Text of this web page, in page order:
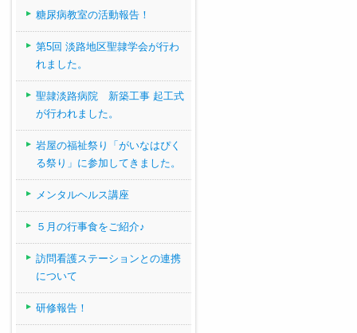
糖尿病教室の活動報告！
第5回 淡路地区聖隷学会が行わ
れました。
聖隷淡路病院 新築工事 起工式
が行われました。
岩屋の福祉祭り「がいなはぴく
る祭り」に参加してきました。
メンタルヘルス講座
５月の行事食をご紹介♪
訪問看護ステーションとの連携
について
研修報告！